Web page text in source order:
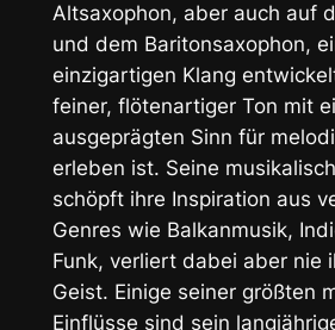
Altsaxophon, aber auch auf
und dem Baritonsaxophon,
einzigartigen Klang
feiner, flötenartiger Ton mit
ausgeprägten Sinn für
erleben ist. Seine
schöpft ihre Inspiration aus
Genres wie Balkanmusik,
Funk, verliert dabei aber nie
Geist. Einige seiner größten
Einflüsse sind sein